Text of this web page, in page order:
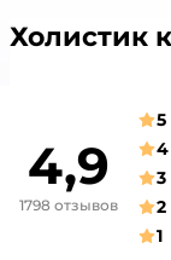
Холистик
4,9
1798 отзывов
5
4
3
2
1